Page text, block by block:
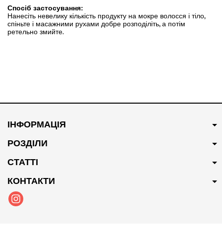
Спосіб застосування:
Нанесіть невелику кількість продукту на мокре волосся і тіло,
спіньте і масажними рухами добре розподіліть, а потім
ретельно змийте.
ІНФОРМАЦІЯ
РОЗДІЛИ
СТАТТІ
КОНТАКТИ